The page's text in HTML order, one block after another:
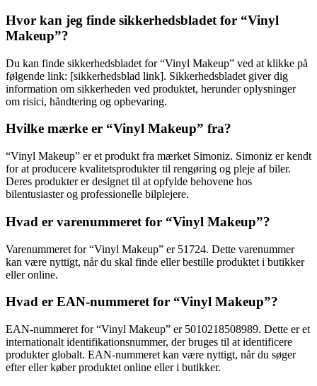
Hvor kan jeg finde sikkerhedsbladet for “Vinyl
Makeup”?
Du kan finde sikkerhedsbladet for “Vinyl Makeup” ved at klikke på
følgende link: [sikkerhedsblad link]. Sikkerhedsbladet giver dig
information om sikkerheden ved produktet, herunder oplysninger
om risici, håndtering og opbevaring.
Hvilke mærke er “Vinyl Makeup” fra?
“Vinyl Makeup” er et produkt fra mærket Simoniz. Simoniz er kendt
for at producere kvalitetsprodukter til rengøring og pleje af biler.
Deres produkter er designet til at opfylde behovene hos
bilentusiaster og professionelle bilplejere.
Hvad er varenummeret for “Vinyl Makeup”?
Varenummeret for “Vinyl Makeup” er 51724. Dette varenummer
kan være nyttigt, når du skal finde eller bestille produktet i butikker
eller online.
Hvad er EAN-nummeret for “Vinyl Makeup”?
EAN-nummeret for “Vinyl Makeup” er 5010218508989. Dette er et
internationalt identifikationsnummer, der bruges til at identificere
produkter globalt. EAN-nummeret kan være nyttigt, når du søger
efter eller køber produktet online eller i butikker.